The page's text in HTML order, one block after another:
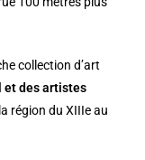
collection d’art
et des artistes
région du XIIIe au